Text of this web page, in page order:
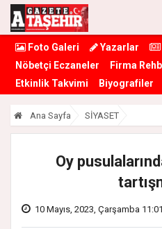
Foto Galeri Yazarlar
Nöbetçi Eczaneler
Firma
Etkinlik Takvimi
Biyografiler
Ana Sayfa SİYASET
Oy
10 Mayıs, 2023, Çarşamba 11:01